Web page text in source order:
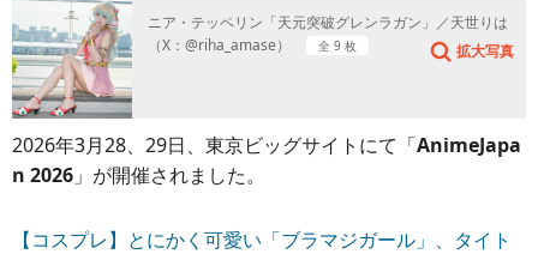
ニア・テッペリン「天元突破グレンラガン」／天世りは
（X：@riha_amase）
全 9 枚 拡大写真
2026年3月28、29日、東京ビッグサイトにて「AnimeJapa
n 2026 」が開催されました。
【コスプレ】とにかく可愛い「ブラマジガール」、タイト